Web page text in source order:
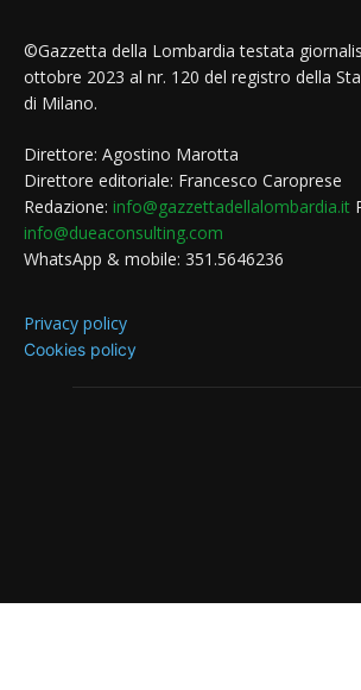
©Gazzetta della Lombardia testata
ottobre 2023 al nr. 120 del registro della
di Milano.
Direttore: Agostino Marotta
Direttore editoriale: Francesco Caroprese
Redazione: info@gazzettadellalombardia.it
info@dueaconsulting.com
WhatsApp & mobile: 351.5646236
Privacy policy
Cookies policy